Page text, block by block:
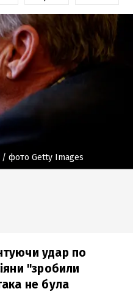
/ фото Getty Images
удар по
"зробили
не була